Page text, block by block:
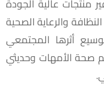
منتجات عالية الجودة
والرعاية الصحية
أثرها المجتمعي
صحة الأمهات وحديثي